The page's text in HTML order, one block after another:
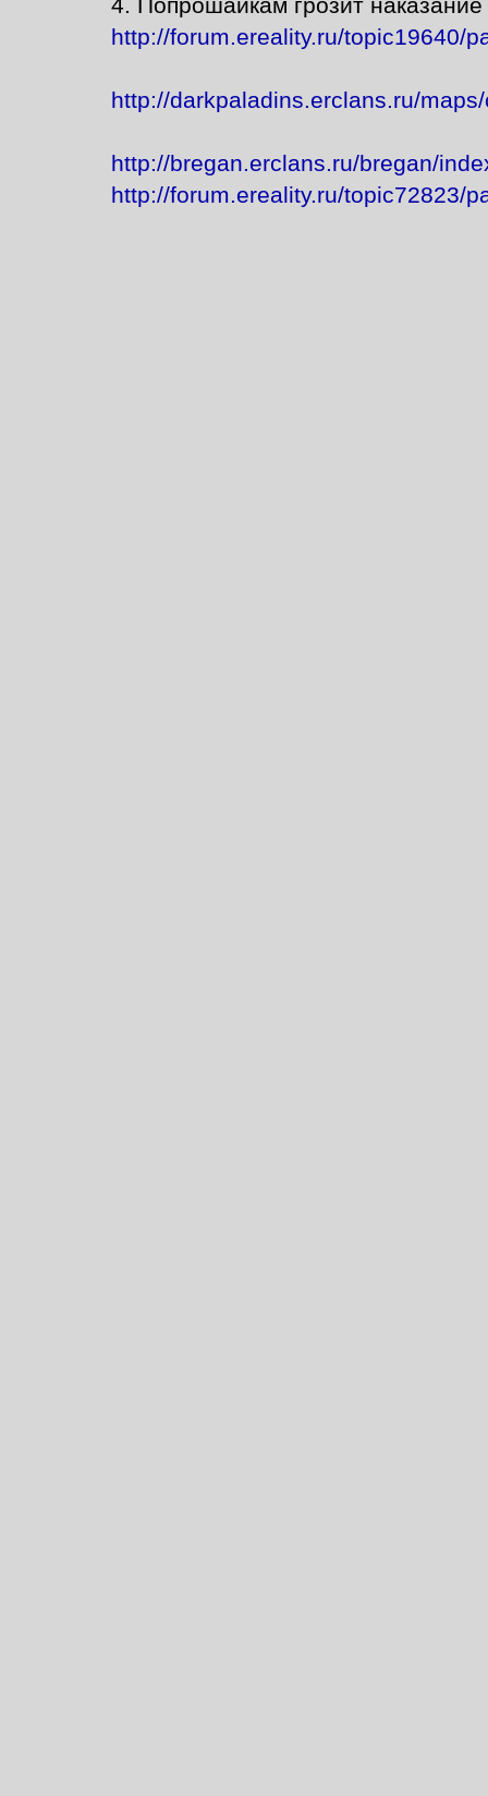
4. Попрошайкам грозит наказание
http://forum.ereality.ru/topic19640/
http://darkpaladins.erclans.ru/
http://bregan.erclans.ru/bregan/
http://forum.ereality.ru/topic72823/